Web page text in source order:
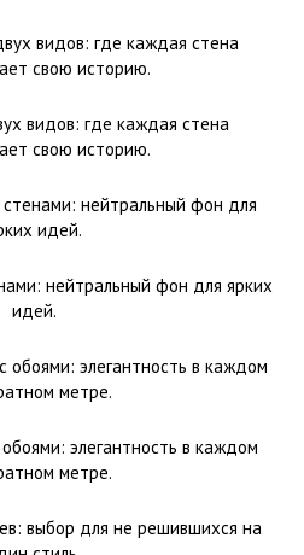
видов: где каждая стена
свою историю.
нейтральный фон для ярких
идей.
элегантность в каждом
метре.